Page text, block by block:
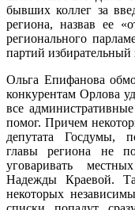
бывших коллег за
региона, назвав ее
регионального
партий избирательный
Ольга Епифанова
конкурентам Орлова
все
помог. Причем
депутата Госдумы,
главы региона не
уговаривать
Надежды Краевой.
некоторых